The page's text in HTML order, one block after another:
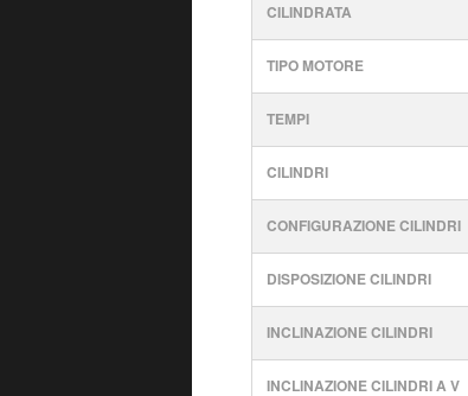
CILINDRATA
TIPO MOTORE
TEMPI
CILINDRI
CONFIGURAZIONE CILINDRI
DISPOSIZIONE CILINDRI
INCLINAZIONE CILINDRI
INCLINAZIONE CILINDRI A V